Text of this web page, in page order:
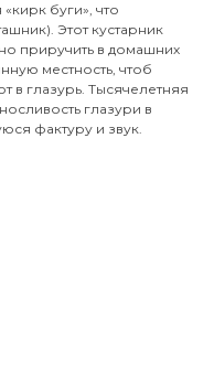
буги», что
Этот кустарник
приручить в домашних
местность, чтоб
в глазурь. Тысячелетняя
глазури в
фактуру и звук.